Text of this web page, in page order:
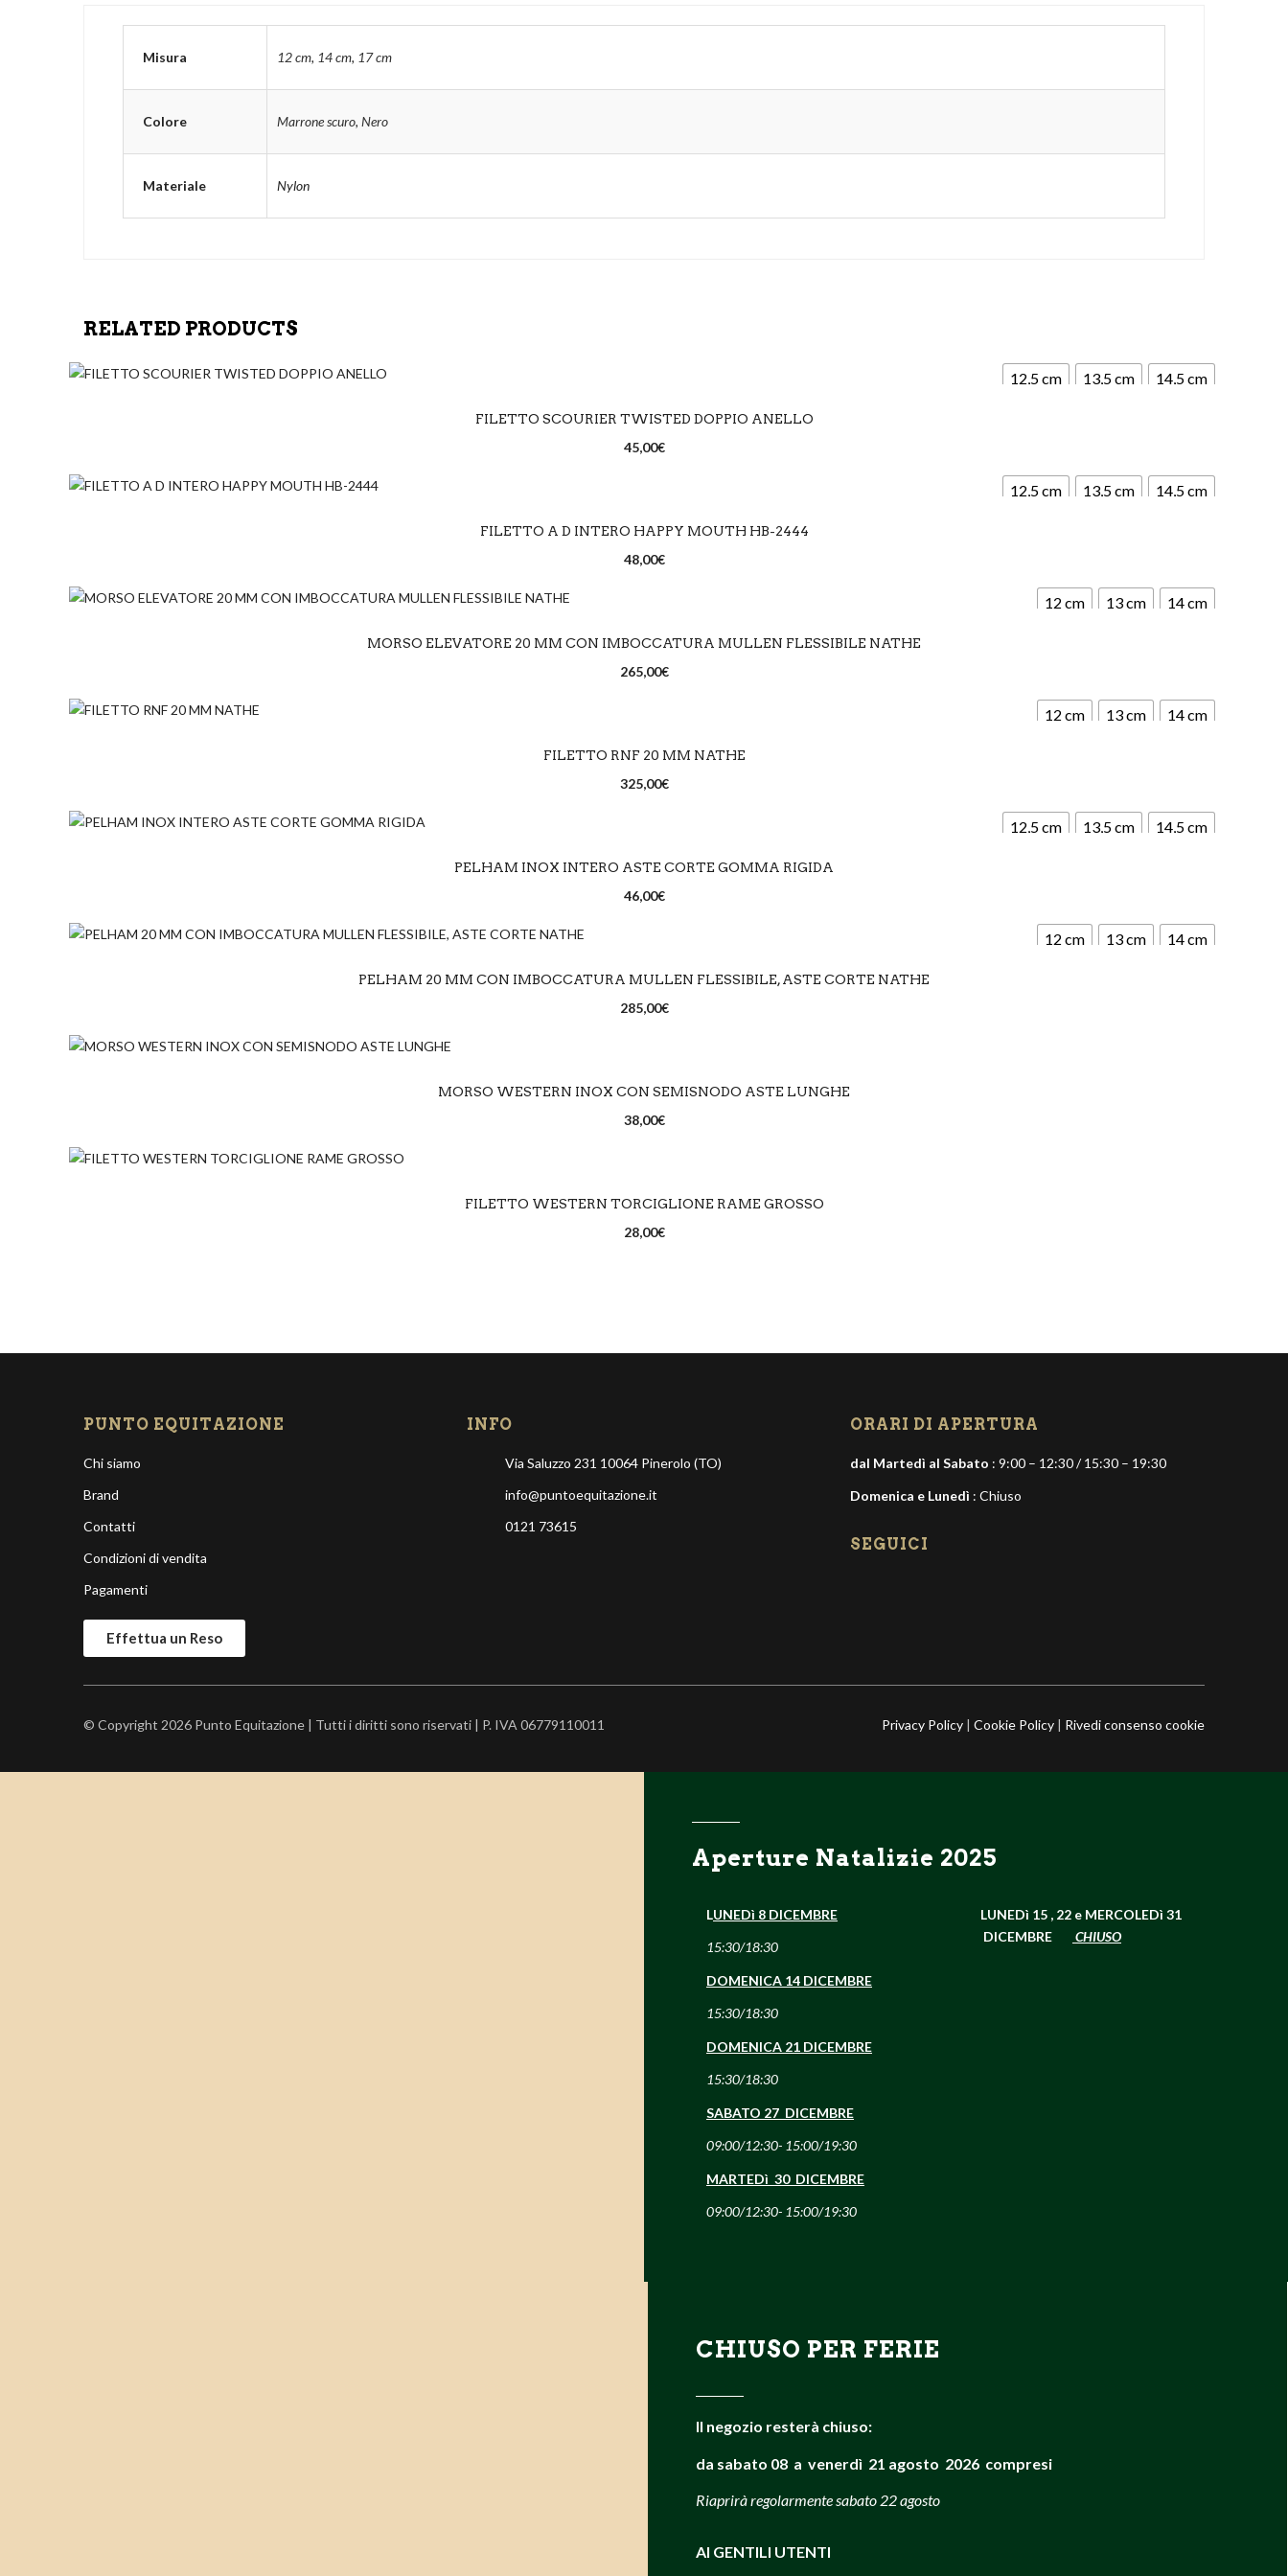
Misura 12 cm, 14 cm, 17 cm
Colore Marrone scuro, Nero
Materiale Nylon
RELATED PRODUCTS
12,5 cm 13,5 cm 14,5 cm
FILETTO SCOURIER TWISTED DOPPIO ANELLO
45,00€
12,5 cm 13,5 cm 14,5 cm
FILETTO A D INTERO HAPPY MOUTH HB-2444
48,00€
12 cm 13 cm 14 cm
MORSO ELEVATORE 20 MM CON IMBOCCATURA MULLEN FLESSIBILE NATHE
265,00€
12 cm 13 cm 14 cm
FILETTO RNF 20 MM NATHE
325,00€
12,5 cm 13,5 cm 14,5 cm
PELHAM INOX INTERO ASTE CORTE GOMMA RIGIDA
46,00€
12 cm 13 cm 14 cm
PELHAM 20 MM CON IMBOCCATURA MULLEN FLESSIBILE, ASTE CORTE NATHE
285,00€
MORSO WESTERN INOX CON SEMISNODO ASTE LUNGHE
38,00€
RICHIEDI DISPONIBILITÀ
FILETTO WESTERN TORCIGLIONE RAME GROSSO
28,00€
RICHIEDI DISPONIBILITÀ
PUNTO EQUITAZIONE
Chi siamo
Brand
Contatti
Condizioni di vendita
Pagamenti
Effettua un Reso
INFO
Via Saluzzo 231 10064 Pinerolo (TO)
info@puntoequitazione.it
0121 73615
ORARI DI APERTURA
dal Martedì al Sabato : 9:00 – 12:30 / 15:30 – 19:30
Domenica e Lunedì : Chiuso
SEGUICI
© Copyright 2026 Punto Equitazione | Tutti i diritti sono riservati | P. IVA 06779110011 Privacy Policy| Cookie Policy| Rivedi consenso cookie
Aperture Natalizie 2025
LUNEDì 8 DICEMBRE
15:30/18:30
DOMENICA 14 DICEMBRE
15:30/18:30
DOMENICA 21 DICEMBRE
15:30/18:30
SABATO 27 DICEMBRE
09:00/12:30- 15:00/19:30
MARTEDì 30 DICEMBRE
09:00/12:30- 15:00/19:30
LUNEDì 15 , 22 e MERCOLEDì 31
DICEMBRE
CHIUSO
CHIUSO PER FERIE
Il negozio resterà chiuso:
da sabato 08 a venerdì 21 agosto 2026 compresi
Riaprirà regolarmente sabato 22 agosto
AI GENTILI UTENTI